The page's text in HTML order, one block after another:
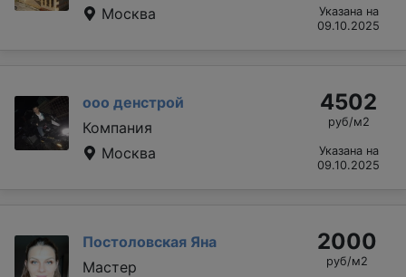
Москва
Указана на
09.10.2025
ооо денстрой
Компания
Москва
4502
руб/м2
Указана на
09.10.2025
Постоловская Яна
Мастер
2000
руб/м2